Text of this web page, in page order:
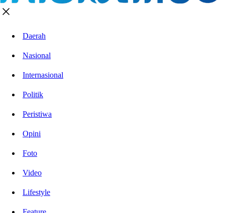
Daerah
Nasional
Internasional
Politik
Peristiwa
Opini
Foto
Video
Lifestyle